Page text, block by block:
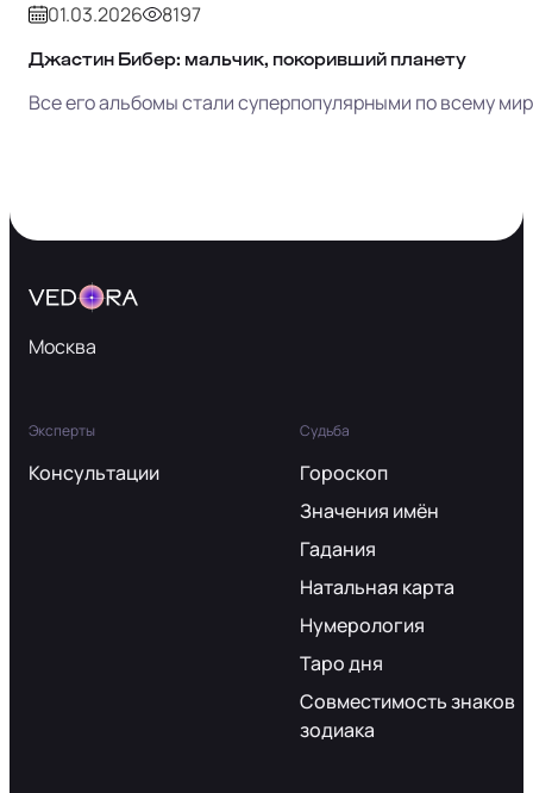
01.03.2026 8197
Джастин Бибер: мальчик, покоривший планету
Все его альбомы стали суперпопулярными по всему
Москва
Эксперты
Консультации
Судьба
Гороскоп
Значения имён
Гадания
Натальная карта
Нумерология
Таро дня
Совместимость знаков
зодиака